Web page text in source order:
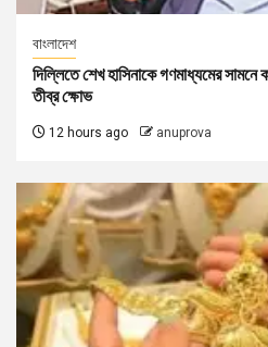
বাংলাদেশ
দিল্লিতে শেখ হাসিনাকে গণমাধ্যমের সামনে
তীব্র ক্ষোভ
12 hours ago anuprova